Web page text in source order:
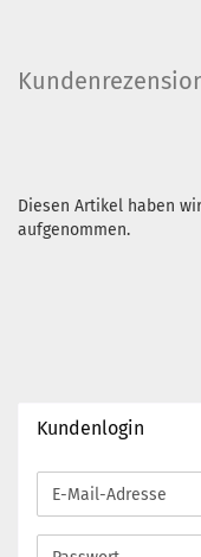
Diesen Artikel haben
aufgenommen.
Kundenlogin
E-
Mail-
Adresse